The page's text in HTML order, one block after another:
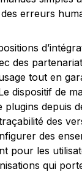
erreurs
des
tout en
dispositif de
plugins depuis
des
des
pour les
qui